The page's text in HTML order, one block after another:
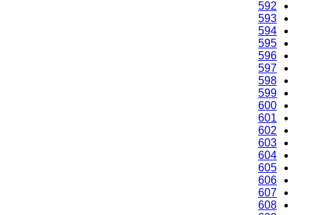
592
593
594
595
596
597
598
599
600
601
602
603
604
605
606
607
608